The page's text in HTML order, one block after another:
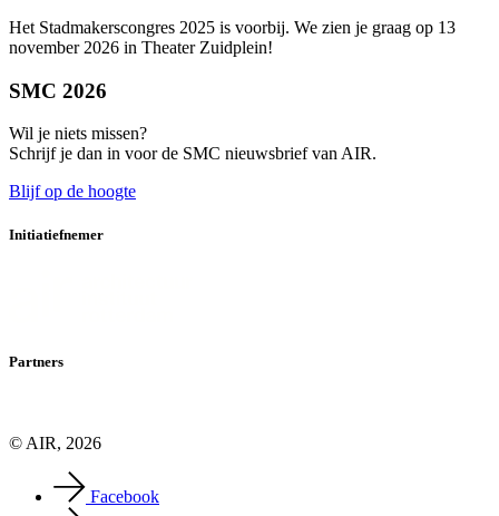
Het Stadmakerscongres 2025 is voorbij. We zien je graag op 13
november 2026 in Theater Zuidplein!
SMC 2026
Wil je niets missen?
Schrijf je dan in voor de SMC nieuwsbrief van AIR.
Blijf op de hoogte
Initiatiefnemer
Partners
© AIR, 2026
Facebook